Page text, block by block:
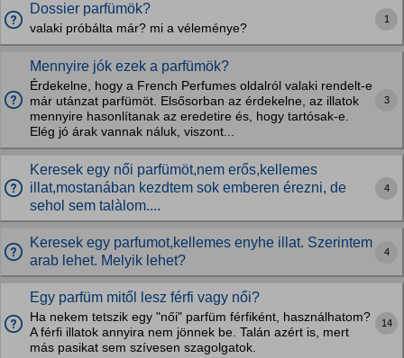
Dossier parfümök?
valaki próbálta már? mi a véleménye?
1
Mennyire jók ezek a parfümök?
Érdekelne, hogy a French Perfumes oldalról valaki rendelt-e
már utánzat parfümöt. Elsősorban az érdekelne, az illatok
mennyire hasonlítanak az eredetire és, hogy tartósak-e.
Elég jó árak vannak náluk, viszont...
3
Keresek egy női parfümöt,nem erős,kellemes
illat,mostanában kezdtem sok emberen érezni, de
sehol sem talàlom....
4
Keresek egy parfumot,kellemes enyhe illat. Szerintem
arab lehet. Melyik lehet?
4
Egy parfüm mitől lesz férfi vagy női?
Ha nekem tetszik egy "női" parfüm férfiként, használhatom?
A férfi illatok annyira nem jönnek be. Talán azért is, mert
más pasikat sem szívesen szagolgatok.
14